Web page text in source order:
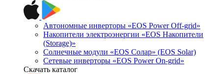
Автономные инверторы «EOS Power Off-grid»
Накопители электроэнергии «EOS Накопители
(Storage)»
Солнечные модули «EOS Солар» (EOS Solar)
Сетевые инверторы «EOS Power On-grid»
Скачать каталог